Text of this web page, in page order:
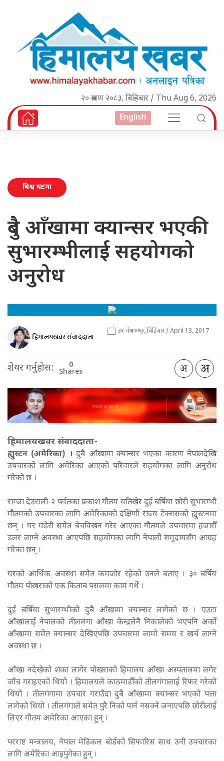
२० श्रावण २०८३, बिहिबार / Thu Aug 6, 2026
English
बिश्व घटना
दुबै आँखामा क्यान्सर भएकी
सुभारम्भीलाई सहयोगको
अनुरोध
हिमालयखवर संवाददाता ३१ चैत्र २०७३, बिहिबार / April 13, 2017
शेयर गर्नुहोस: 0
Shares
हिमालयखवर संवाददाता-
ह्युस्टन (अमेरिका) । दुबै आँखामा क्यान्सर भएका कारण नेपालदेखि
उपचारको लागि अमेरिका आएको परिवारले सहयोगका लागि अनुरोध
गरेको छ ।
राम्जा देउराली-२ पर्वतका प्रकाश गौतम यतिखेर दुई बर्षिया छोरी सुभारम्भी
गौतमको उपचारका लागि अमेरिकाको दक्षिणी राज्य टेक्ससको ह्युस्टनमा
छन् । घर घडेरी समेत बेचविखन गरेर आएका गौतमले उपचारमा हजारौँ
डलर लाग्ने अवस्था आएपछि सहयोगका लागि नेपाली समुदायसँग आग्रह
गरेका छन् ।
घरको आर्थिक अवस्था समेत कमजोर रहेको उनले बताए । ३० बर्षिय
गौतम पोखराको एक किताब पसलमा काम गर्थे ।
दुई बर्षिया सुभारम्भीको दुबै आँखामा क्यान्सर लागेको छ । एउटा
आँखालाई नेपालको तीललंगा आँखा केन्द्रलेनै निकालेको भएपनि अर्को
आँखामा समेत क्यान्सर देखिएपछि उपचारमा लामो समय र खर्च लाग्ने
अवस्था छ ।
आँखा नदेखेको शंका लागेर पोखराको हिमालय आँखा अस्पतालमा लगेर
जाँच गराइएको थियो । हिमालयले काठमाडौँको तीलगंगालाई रिफर गरेको
थियो । तीलगंगामा उपचार गराउँदा दुबै आँखामा क्यान्सर भएको पत्ता
लागेको थियो । तीलगंगाले समेत पुरै निको पार्न नसक्ने जनाएपछि छोरीलाई
लिएर गौतम अमेरिका आएका हुन् ।
परराष्ट मन्त्रालय, नेपाल मेडिकल बोर्डको सिफारिस साथ उनी उपचारका
लागि अमेरिका आइपुगेका हुन् ।